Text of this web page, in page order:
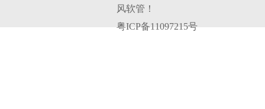
风软管 ！
粤ICP备11097215号